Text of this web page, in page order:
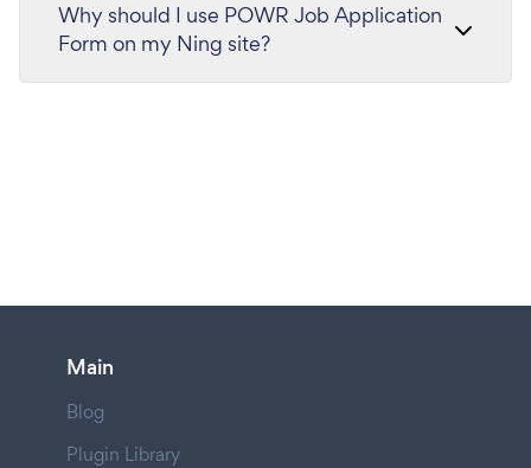
Why should I use POWR Job Application
Form on my Ning site?
Main
Blog
Plugin Library